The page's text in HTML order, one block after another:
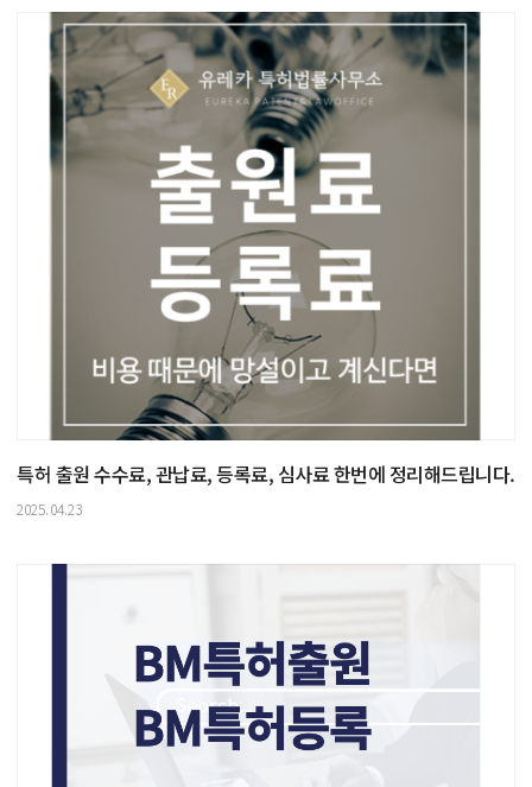
특허 출원 수수료, 관납료, 등록료, 심사료 한번에 정리해드립니다.
2025.04.23